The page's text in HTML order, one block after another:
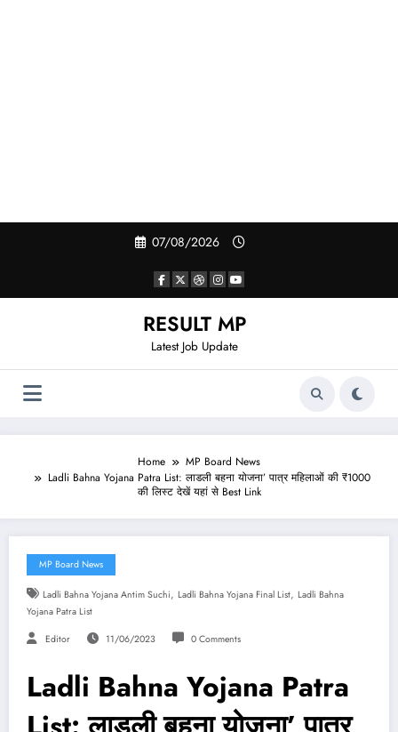
07/08/2026
RESULT MP
Latest Job Update
Home
MP Board News
Ladli Bahna Yojana Patra List: लाडली बहना योजना’ पात्र महिलाओं की ₹1000
की लिस्ट देखें यहां से Best Link
MP Board News
Ladli Bahna Yojana Antim Suchi, Ladli Bahna Yojana Final List, Ladli Bahna
Yojana Patra List
Editor 11/06/2023 0 Comments
Ladli Bahna Yojana Patra